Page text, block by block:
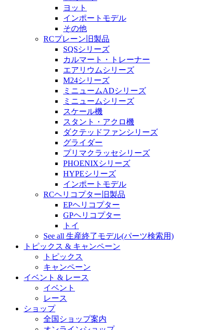
ヨット
インポートモデル
その他
RCプレーン旧製品
SQSシリーズ
カルマート・トレーナー
エアリウムシリーズ
M24シリーズ
ミニュームADシリーズ
ミニュームシリーズ
スケール機
スタント・アクロ機
ダクテッドファンシリーズ
グライダー
プリマクラッセシリーズ
PHOENIXシリーズ
HYPEシリーズ
インポートモデル
RCヘリコプター旧製品
EPヘリコプター
GPヘリコプター
トイ
See all 生産終了モデル(パーツ検索用)
トピックス & キャンペーン
トピックス
キャンペーン
イベント & レース
イベント
レース
ショップ
全国ショップ案内